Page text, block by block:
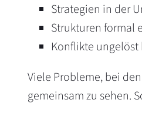
Strategien in der
Strukturen formal
Konflikte
Viele Probleme, bei
gemeinsam zu sehen.